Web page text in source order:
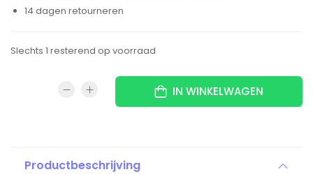
14 dagen retourneren
Slechts 1 resterend op voorraad
IN WINKELWAGEN
Productbeschrijving